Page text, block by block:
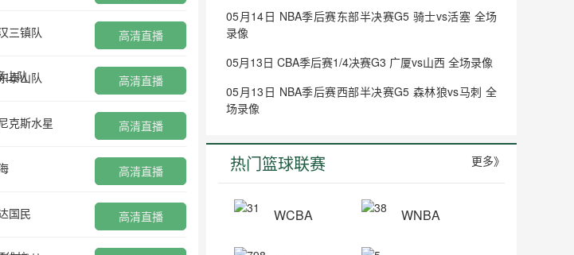
三镇队 高清直播
泰山队 高清直播
克斯水星 高清直播
高清直播
国民 高清直播
05月14日 NBA季后赛东部半决赛G5 骑士vs活塞 全场
录像
05月13日 CBA季后赛1/4决赛G3 广厦vs山西 全场录像
05月13日 NBA季后赛西部半决赛G5 森林狼vs马刺 全
场录像
热门篮球联赛 更多》
WCBA WNBA